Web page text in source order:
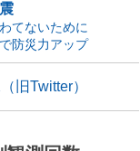
てないために
防災力アップ
旧Twitter）